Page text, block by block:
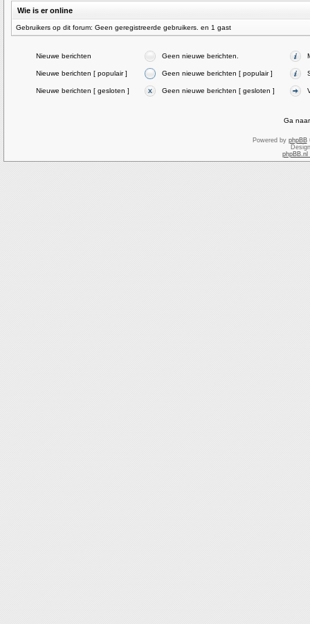
Wie is er online
Gebruikers op dit forum: Geen geregistreerde gebruikers. en 1 gast
Nieuwe berichten Geen nieuwe berichten.
Nieuwe berichten [ populair ] Geen nieuwe berichten [ populair ]
Nieuwe berichten [ gesloten ] Geen nieuwe berichten [ gesloten ]
Ga
Powered by phpBB
phpBB.nl